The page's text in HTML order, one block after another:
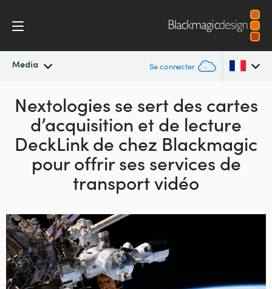
Media Se connecter
Actualités
Archives de presse
Images de presse
Argentina
Australia
Austria
China
Denmark
Finland
Nextologies se sert des cartes
d’acquisition et de lecture
DeckLink de chez Blackmagic
pour offrir ses services de
transport vidéo